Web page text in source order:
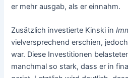
er mehr ausgab, als er einnahm.
Zusätzlich investierte Kinski in
vielversprechend erschien,
war. Diese Investitionen
manchmal so stark, dass er in